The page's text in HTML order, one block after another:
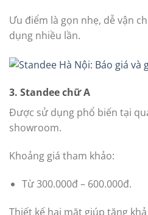
Ưu điểm là gọn nhẹ, dễ vận
dụng nhiều lần.
3. Standee chữ A
Được sử dụng phổ biến tại
showroom.
Khoảng giá tham khảo:
Từ 300.000đ – 600.000đ.
Thiết kế hai mặt giúp tăng